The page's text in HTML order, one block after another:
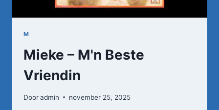
M
Mieke – M'n Beste
Vriendin
Dooradmin november 25, 2025